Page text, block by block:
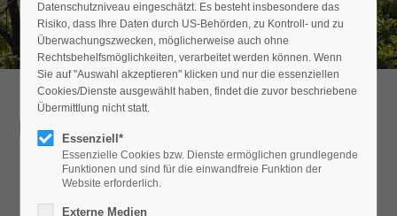
Anmelden
Register|Lost your password?
Support
Detailansicht
Datenschutzniveau eingeschätzt. Es besteht insbesondere das
Risiko, dass Ihre Daten durch US-Behörden, zu Kontroll- und zu
Überwachungszwecken, möglicherweise auch ohne
Rechtsbehelfsmöglichkeiten, verarbeitet werden können. Wenn
Sie auf "Auswahl akzeptieren" klicken und nur die essenziellen
Cookies/Dienste ausgewählt haben, findet die zuvor beschriebene
Übermittlung nicht statt.
Essenziell*
Essenzielle Cookies bzw. Dienste ermöglichen grundlegende
Funktionen und sind für die einwandfreie Funktion der
Website erforderlich.
Externe Medien